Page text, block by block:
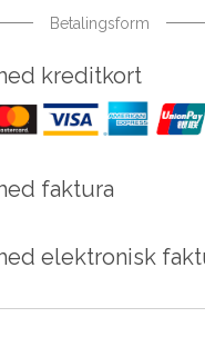
Betalingsform
kreditkort
faktura
elektronisk